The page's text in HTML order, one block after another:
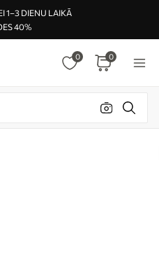
1–3 DIENU LAIKĀ
40%
0 0